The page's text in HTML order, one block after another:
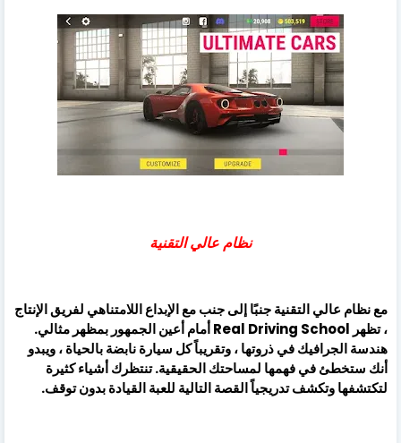
نظام عالي التقنية
مع نظام عالي التقنية جنبًا إلى جنب مع الإبداع اللامتناهي لفريق الإنتاج
، تظهر Real Driving School أمام أعين الجمهور بمظهر مثالي.
هندسة الجرافيك في ذروتها ، وتقريباً كل سيارة نابضة بالحياة ، ويبدو
أنك ستخطئ في فهمها لمساحتك الحقيقية. تنتظرك أشياء كثيرة
لتكتشفها وتكشف تدريجياً القصة التالية للعبة القيادة بدون توقف.